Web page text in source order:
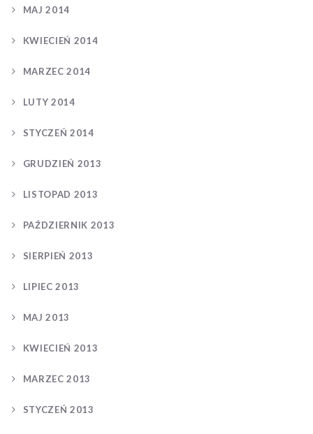
MAJ 2014
KWIECIEŃ 2014
MARZEC 2014
LUTY 2014
STYCZEŃ 2014
GRUDZIEŃ 2013
LISTOPAD 2013
PAŹDZIERNIK 2013
SIERPIEŃ 2013
LIPIEC 2013
MAJ 2013
KWIECIEŃ 2013
MARZEC 2013
STYCZEŃ 2013